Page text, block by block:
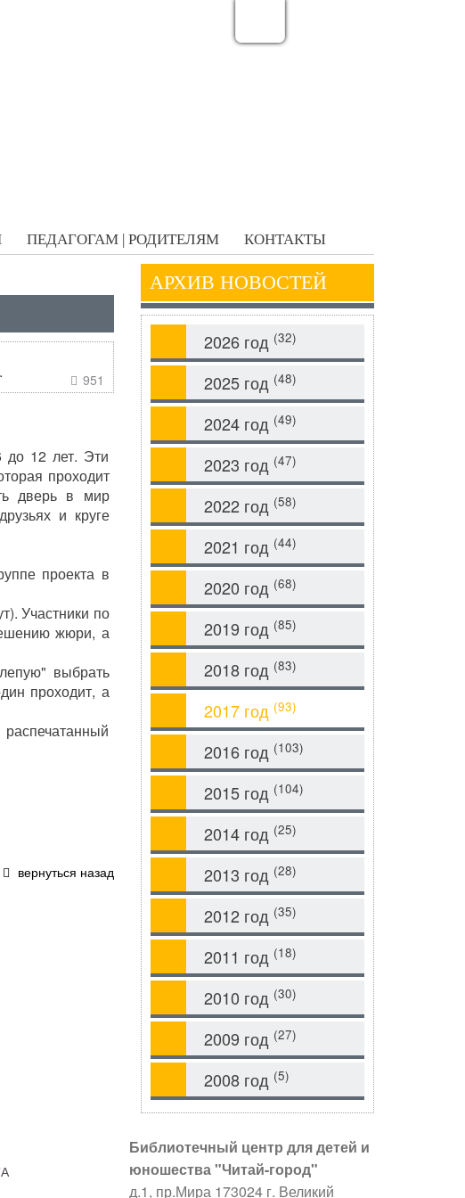
ПЕДАГОГАМ | РОДИТЕЛЯМ КОНТАКТЫ
 951
12 лет. Эти
проходит
дверь в мир
и круге
проекта в
Участники по
жюри, а
выбрать
проходит, а
вернуться назад
АРХИВ НОВОСТЕЙ
2026 год (32)
2025 год (48)
2024 год (49)
2023 год (47)
2022 год (58)
2021 год (44)
2020 год (68)
2019 год (85)
2018 год (83)
2017 год (93)
2016 год (103)
2015 год (104)
2014 год (25)
2013 год (28)
2012 год (35)
2011 год (18)
2010 год (30)
2009 год (27)
2008 год (5)
Библиотечный центр для детей и
юношества "Читай-город"
д.1, пр.Мира 173024 г. Великий